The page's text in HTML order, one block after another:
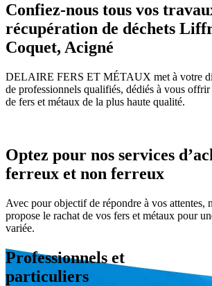
Confiez-nous tous vos
récupération de déchets
Coquet, Acigné
DELAIRE FERS ET MÉTAUX met à votre
de professionnels qualifiés, dédiés à vous offrir
de fers et métaux de la plus haute qualité.
Optez pour nos services
ferreux et non ferreux
Avec pour objectif de répondre à vos attentes,
propose le rachat de vos fers et métaux pour
variée.
Professionnels et
particuliers